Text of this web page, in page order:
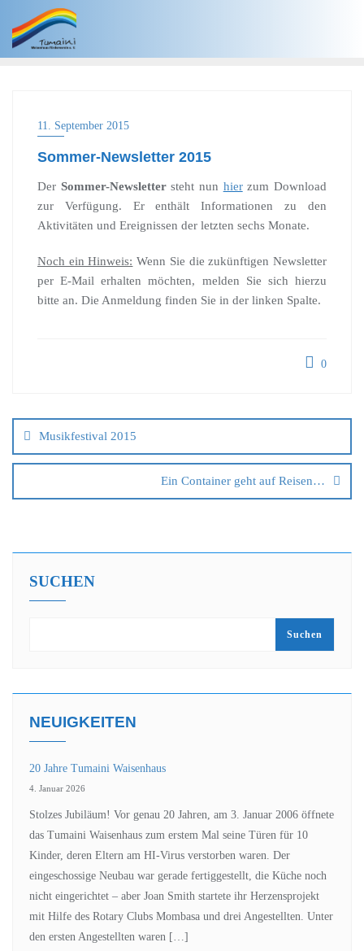
11. September 2015
Sommer-Newsletter 2015
Der Sommer-Newslettersteht nun hierzum Download
zur Verfügung. Er enthält Informationen zu den
Aktivitäten und Ereignissen der letzten sechs Monate.
Noch ein Hinweis: Wenn Sie die zukünftigen Newsletter
per E-Mail erhalten möchten, melden Sie sich hierzu
bitte an. Die Anmeldung finden Sie in der linken Spalte.
0
Musikfestival 2015
Ein Container geht auf Reisen…
SUCHEN
Suchen
NEUIGKEITEN
20 Jahre Tumaini Waisenhaus
4. Januar 2026
Stolzes Jubiläum! Vor genau 20 Jahren, am 3. Januar 2006 öffnete
das Tumaini Waisenhaus zum erstem Mal seine Türen für 10
Kinder, deren Eltern am HI-Virus verstorben waren. Der
eingeschossige Neubau war gerade fertiggestellt, die Küche noch
nicht eingerichtet – aber Joan Smith startete ihr Herzensprojekt
mit Hilfe des Rotary Clubs Mombasa und drei Angestellten. Unter
den ersten Angestellten waren […]